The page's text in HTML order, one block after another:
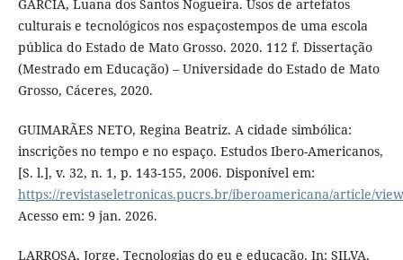
GARCIA, Luana dos Santos Nogueira. Usos de artefatos
culturais e tecnológicos nos espaçostempos de uma escola
pública do Estado de Mato Grosso. 2020. 112 f. Dissertação
(Mestrado em Educação) – Universidade do Estado de Mato
Grosso, Cáceres, 2020.
GUIMARÃES NETO, Regina Beatriz. A cidade simbólica:
inscrições no tempo e no espaço. Estudos Ibero-Americanos,
[S. l.], v. 32, n. 1, p. 143-155, 2006. Disponível em:
https://revistaseletronicas.pucrs.br/iberoamericana/article/
Acesso em: 9 jan. 2026.
LARROSA, Jorge. Tecnologias do eu e educação. In: SILVA,